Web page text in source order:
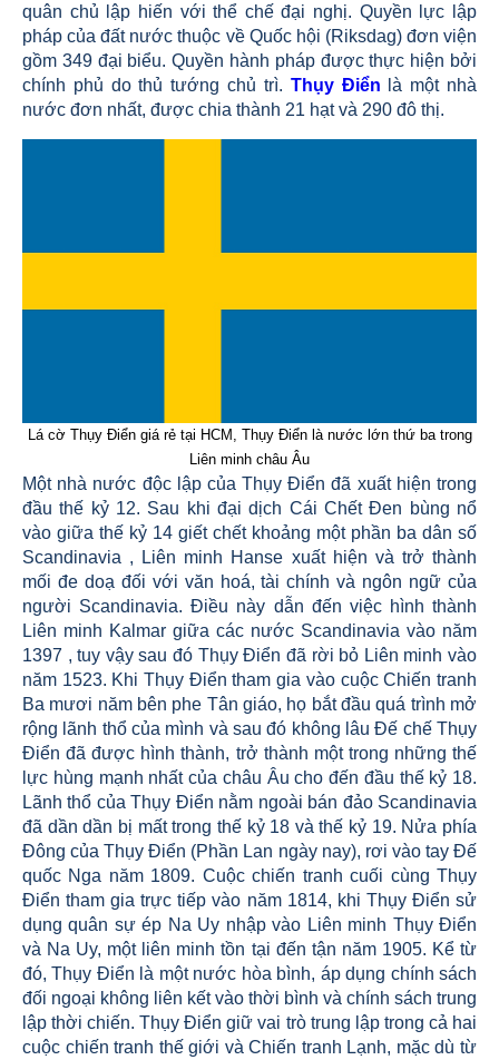
quân chủ lập hiến với thể chế đại nghị. Quyền lực lập
pháp của đất nước thuộc về Quốc hội (Riksdag) đơn viện
gồm 349 đại biểu. Quyền hành pháp được thực hiện bởi
chính phủ do thủ tướng chủ trì. Thụy Điển là một nhà
nước đơn nhất, được chia thành 21 hạt và 290 đô thị.
Lá cờ Thụy Điển giá rẻ tại HCM, Thụy Điển là nước lớn thứ ba trong
Liên minh châu Âu
Một nhà nước độc lập của Thụy Điển đã xuất hiện trong
đầu thế kỷ 12. Sau khi đại dịch Cái Chết Đen bùng nổ
vào giữa thế kỷ 14 giết chết khoảng một phần ba dân số
Scandinavia , Liên minh Hanse xuất hiện và trở thành
mối đe doạ đối với văn hoá, tài chính và ngôn ngữ của
người Scandinavia. Điều này dẫn đến việc hình thành
Liên minh Kalmar giữa các nước Scandinavia vào năm
1397 , tuy vậy sau đó Thụy Điển đã rời bỏ Liên minh vào
năm 1523. Khi Thụy Điển tham gia vào cuộc Chiến tranh
Ba mươi năm bên phe Tân giáo, họ bắt đầu quá trình mở
rộng lãnh thổ của mình và sau đó không lâu Đế chế Thụy
Điển đã được hình thành, trở thành một trong những thế
lực hùng mạnh nhất của châu Âu cho đến đầu thế kỷ 18.
Lãnh thổ của Thụy Điển nằm ngoài bán đảo Scandinavia
đã dần dần bị mất trong thế kỷ 18 và thế kỷ 19. Nửa phía
Đông của Thụy Điển (Phần Lan ngày nay), rơi vào tay Đế
quốc Nga năm 1809. Cuộc chiến tranh cuối cùng Thụy
Điển tham gia trực tiếp vào năm 1814, khi Thụy Điển sử
dụng quân sự ép Na Uy nhập vào Liên minh Thụy Điển
và Na Uy, một liên minh tồn tại đến tận năm 1905. Kể từ
đó, Thụy Điển là một nước hòa bình, áp dụng chính sách
đối ngoại không liên kết vào thời bình và chính sách trung
lập thời chiến. Thụy Điển giữ vai trò trung lập trong cả hai
cuộc chiến tranh thế giới và Chiến tranh Lạnh, mặc dù từ